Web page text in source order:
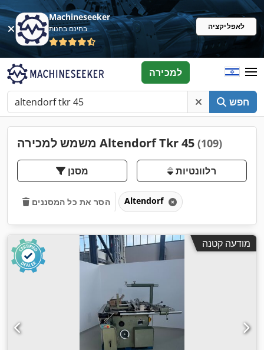
Machineseeker
בחינם בחנות לאפליקציה
חפש
למכירה
משמש למכירה Altendorf Tkr 45 (109)
מסנן רלוונטיות
הסר את כל המסננים Altendorf
מודעה קטנה